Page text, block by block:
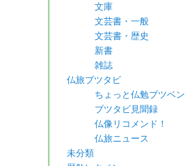
文庫
文芸書・一般
文芸書・歴史
新書
雑誌
仏旅ブツタビ
ちょっと仏勉ブツベン
ブツタビ見聞録
仏像リコメンド！
仏旅ニュース
未分類